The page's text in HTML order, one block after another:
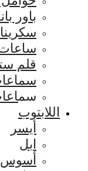
باور
قلم
اللابتوب
أيسر
ابل
أسوس